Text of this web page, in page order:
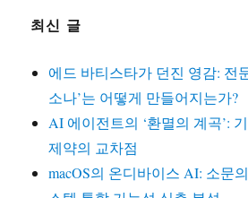
최신 글
에드 바티스타가 던진 영감: 전
소나’는 어떻게 만들어지는가?
AI 에이전트의 ‘환멸의 계곡’:
제약의 교차점
macOS의 온디바이스 AI: 소문